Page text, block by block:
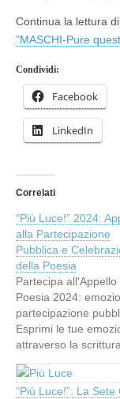
Continua la lettura di
"MASCHI-Pure
Condividi:
Facebook
LinkedIn
Correlati
“Più Luce!” 2024:
alla Partecipazione
Pubblica e
della Poesia
Partecipa all'Appello
Poesia 2024:
partecipazione
Esprimi le tue
attraverso la
“Più Luce!”: La Sete